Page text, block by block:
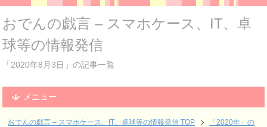
おでんの戯言 – スマホケース、IT、卓
球等の情報発信
「2020年8月3日」の記事一覧
メニュー
おでんの戯言 – スマホケース、IT、卓球等の情報発信 TOP
「2020年」の